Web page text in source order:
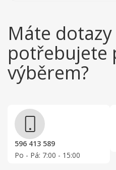
Máte
potřebujete
výběrem?
596 413 589
Po - Pá: 7:00 - 15:00